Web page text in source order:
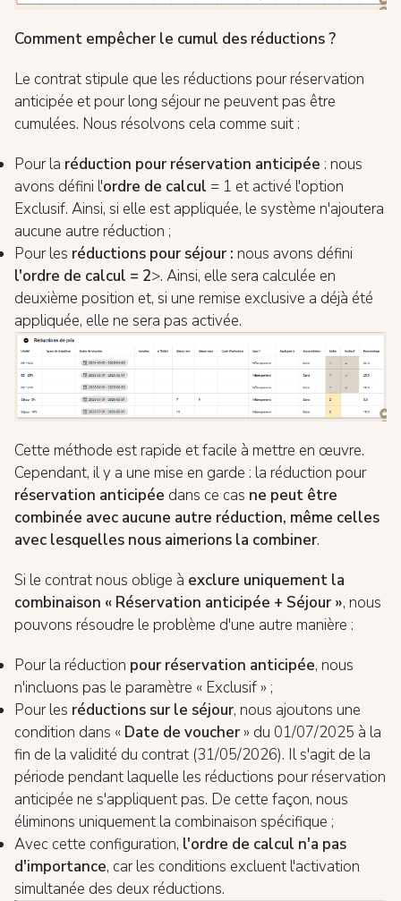
Comment empêcher le cumul des réductions ?
Le contrat stipule que les réductions pour réservation
anticipée et pour long séjour ne peuvent pas être
cumulées. Nous résolvons cela comme suit :
Pour la réduction pour réservation anticipée : nous
avons défini l'ordre de calcul = 1 et activé l'option
Exclusif. Ainsi, si elle est appliquée, le système n'ajoutera
aucune autre réduction ;
Pour les réductions pour séjour : nous avons défini
l'ordre de calcul = 2>. Ainsi, elle sera calculée en
deuxième position et, si une remise exclusive a déjà été
appliquée, elle ne sera pas activée.
Cette méthode est rapide et facile à mettre en œuvre.
Cependant, il y a une mise en garde : la réduction pour
réservation anticipée dans ce cas ne peut être
combinée avec aucune autre réduction, même celles
avec lesquelles nous aimerions la combiner.
Si le contrat nous oblige à exclure uniquement la
combinaison « Réservation anticipée + Séjour », nous
pouvons résoudre le problème d'une autre manière :
Pour la réduction pour réservation anticipée, nous
n'incluons pas le paramètre « Exclusif » ;
Pour les réductions sur le séjour, nous ajoutons une
condition dans « Date de voucher» du 01/07/2025 à la
fin de la validité du contrat (31/05/2026). Il s'agit de la
période pendant laquelle les réductions pour réservation
anticipée ne s'appliquent pas. De cette façon, nous
éliminons uniquement la combinaison spécifique ;
Avec cette configuration, l'ordre de calcul n'a pas
d'importance, car les conditions excluent l'activation
simultanée des deux réductions.